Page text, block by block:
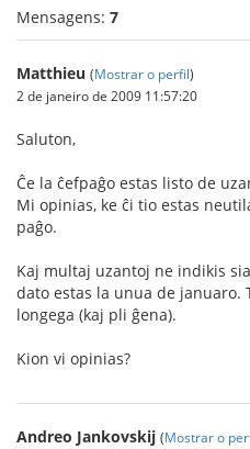
Mensagens: 7
Matthieu (Mostrar o perfil)
2 de janeiro de 2009 11:57:20
Saluton,
Ĉe la ĉefpaĝo estas listo de
Mi opinias, ke ĉi tio estas
paĝo.
Kaj multaj uzantoj ne indikis
dato estas la unua de januaro.
longega (kaj pli ĝena).
Kion vi opinias?
Andreo Jankovskij (Mostrar o